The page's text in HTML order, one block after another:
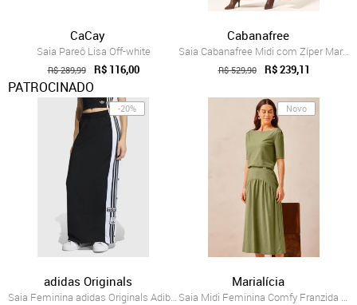
CaCay
Saia Pareô Lisa Off-white
R$ 289,99 R$ 116,00
PATROCINADO
Cabanafree
Saia Cabanafree Midi com Zíper Marrom
R$ 529,90 R$ 239,11
-20%
adidas Originals
Saia Feminina adidas Originals Adibreak SK Preta
Novo
Marialícia
Saia Midi Feminina Comfy Franzida Marial...